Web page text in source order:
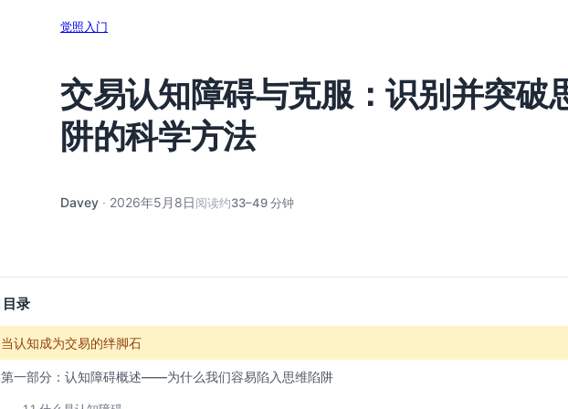
觉照入门
交易认知障碍与克服：识别并突破
阱的科学方法
Davey · 2026年5月8日阅读约33–49 分钟
目录
当认知成为交易的绊脚石
第一部分：认知障碍概述——为什么我们容易陷入思维陷阱